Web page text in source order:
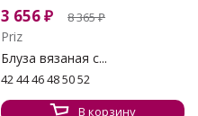
3 656₽ 8 365₽
Priz
Блуза вязаная с...
42 44 46 48 50 52
В корзину